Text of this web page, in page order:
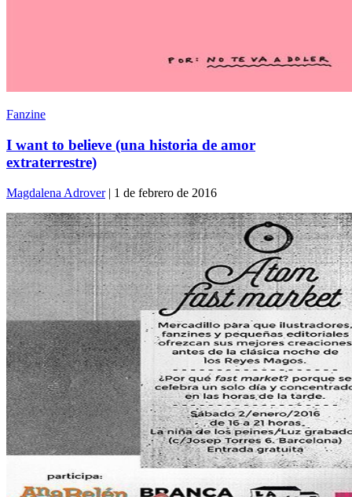
Fanzine
I want to believe (una historia de amor
extraterrestre)
Magdalena Adrover| 1 de febrero de 2016